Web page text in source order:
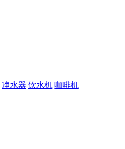
净水器 饮水机 咖啡机